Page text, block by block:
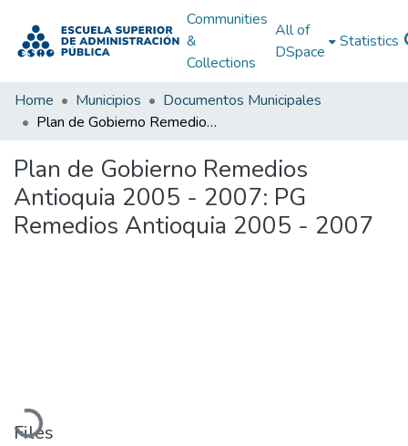
Communities
&
Collections
All of
DSpace
Statistics
Home Municipios
Documentos Municipales
Plan de Gobierno Remedios Antioquia 2005 - 2007: PG Remedios Antioquia 2005 - 2007
Plan de Gobierno Remedios
Antioquia 2005 - 2007: PG
Remedios Antioquia 2005 - 2007
Loading...
Files